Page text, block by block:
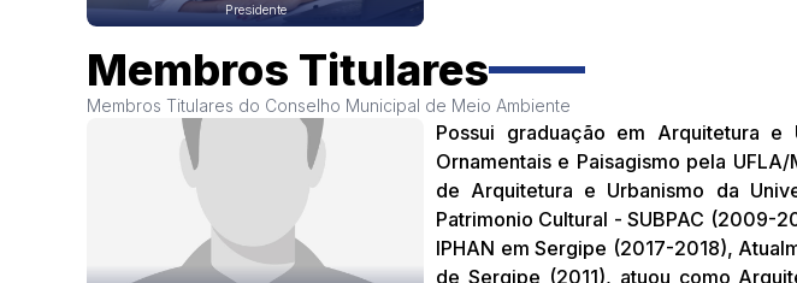
Presidente
Membros Titulares
Membros Titulares do Conselho Municipal de Meio Ambiente
Possui graduação em Arquitetura e
Ornamentais e Paisagismo pela
de Arquitetura e Urbanismo da
Patrimonio Cultural - SUBPAC (2009-
IPHAN em Sergipe (2017-2018),
de Sergipe (2011), atuou como